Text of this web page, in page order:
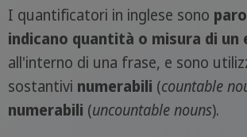
I quantificatori in inglese sono
indicano quantità o misura di un
all'interno di una frase, e sono
sostantivi numerabili (countable
numerabili (uncountable nouns).